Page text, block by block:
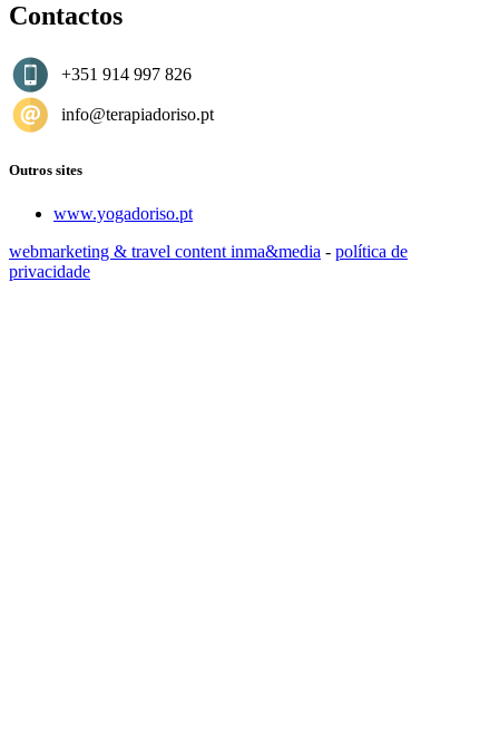
Contactos
+351 914 997 826
info@terapiadoriso.pt
Outros sites
www.yogadoriso.pt
webmarketing & travel content inma&media - política de
privacidade